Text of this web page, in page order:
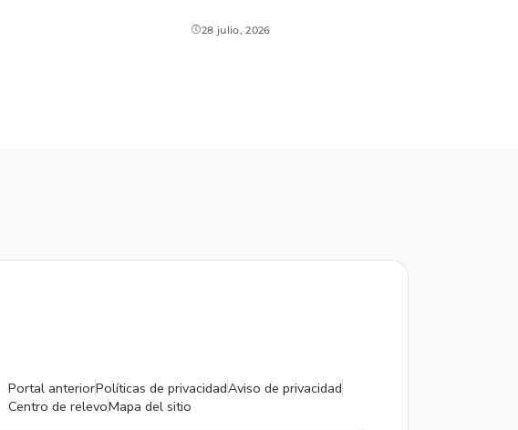
28 julio, 2026
Portal anteriorPolíticas de privacidadAviso de privacidad
Centro de relevoMapa del sitio